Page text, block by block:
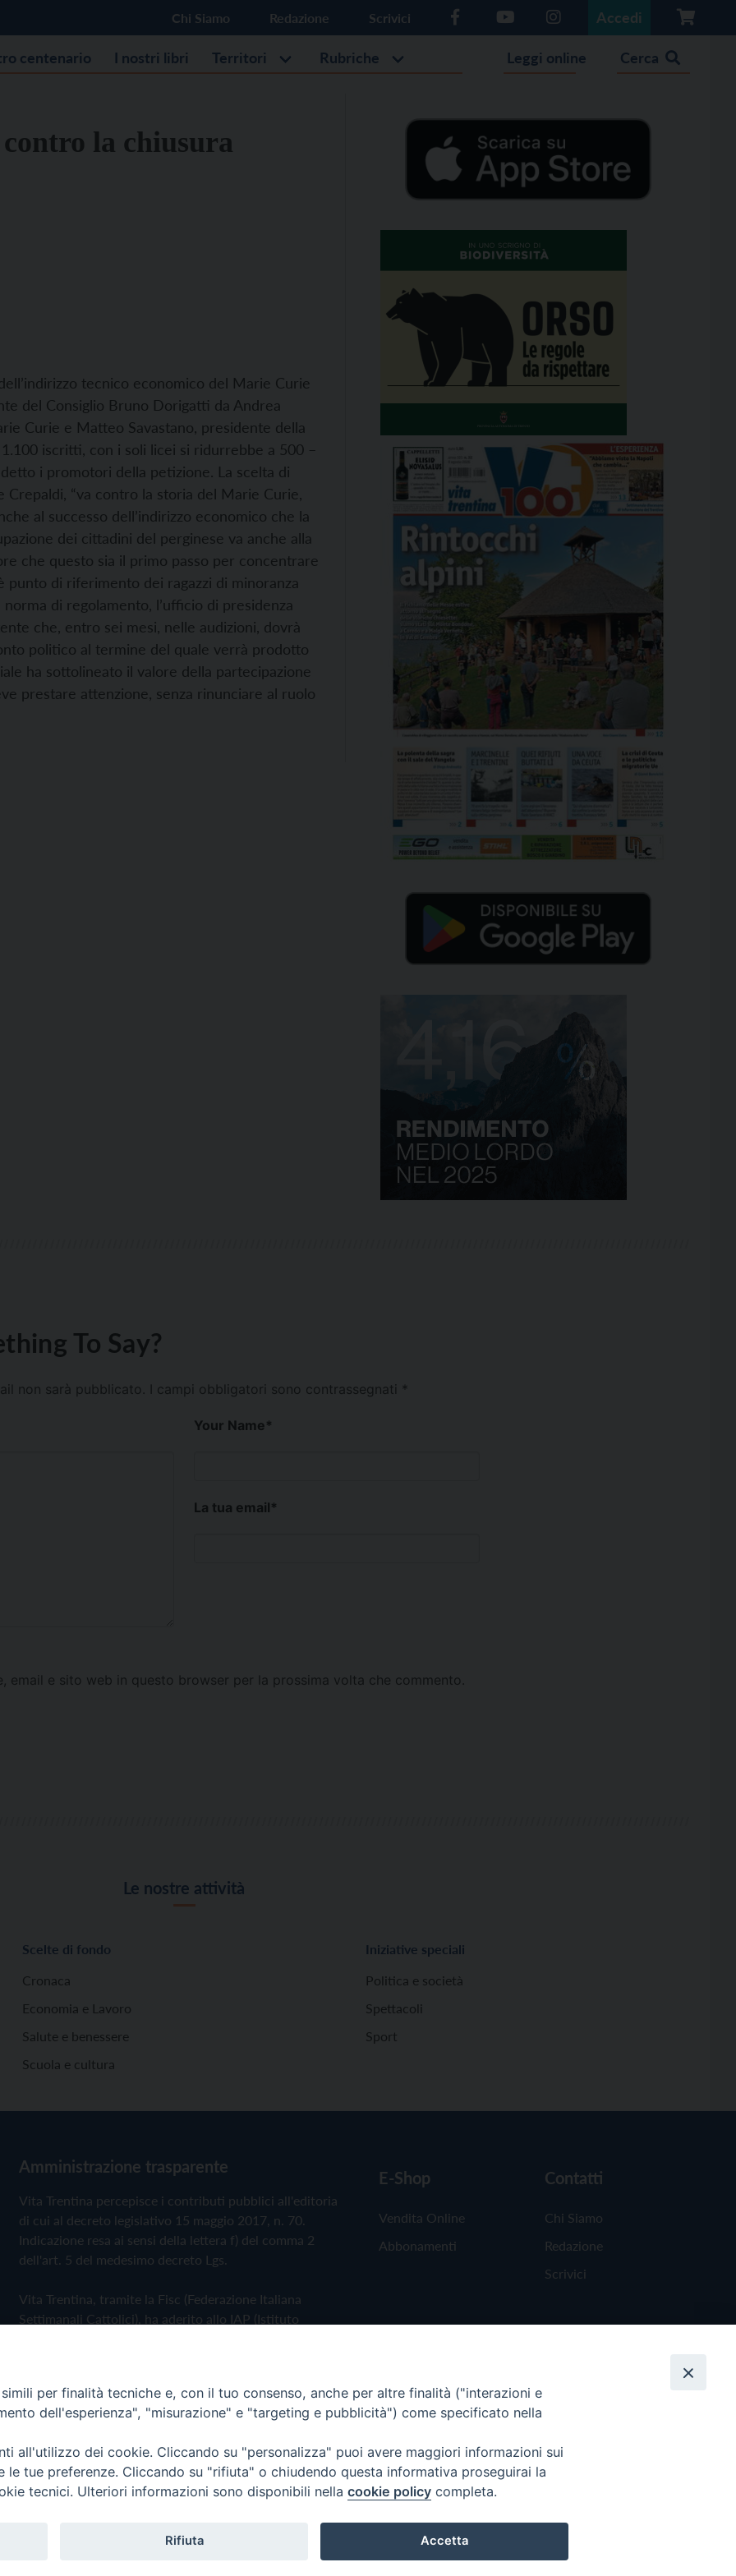
Chi Siamo Redazione Scrivici Accedi
centenario I nostri libri Territori Rubriche Leggi online Cerca
la chiusura
tecnico economico del Marie Curie
del Consiglio Bruno Dorigatti da Andrea
Curie e Matteo Savastano, presidente della
iscritti, con i soli licei si ridurrebbe a 500 –
i promotori della petizione. La scelta di
“va contro la storia del Marie Curie,
al successo dell’indirizzo economico che la
dei cittadini del perginese va anche alla
che questo sia il primo passo per concentrare
di riferimento dei ragazzi di minoranza
di regolamento, l’ufficio di presidenza
che, entro sei mesi, nelle audizioni, dovrà
politico al termine del quale verrà prodotto
ha sottolineato il valore della partecipazione
prestare attenzione, senza rinunciare al ruolo
To Say?
non sarà pubblicato. I campi obbligatori sono contrassegnati *
Your Name*
La tua email*
email e sito web in questo browser per la prossima volta che commento.
Le nostre attività
Scelte di fondo
Cronaca
Economia e Lavoro
Salute e benessere
Scuola e cultura
Iniziative speciali
Politica e società
Spettacoli
Sport
Amministrazione trasparente
Vita Trentina percepisce i contributi pubblici all'editoria
di cui al decreto legislativo 15 maggio 2017, n. 70.
Indicazione resa ai sensi della lettera f) del comma 2
dell'art. 5 del medesimo decreto Lgs.
Vita Trentina, tramite la Fisc (Federazione Italiana
Settimanali Cattolici), ha aderito allo IAP (Istituto
Privacy Policy Cookie Policy
E-Shop
Vendita Online
Abbonamenti
Contatti
Chi Siamo
Redazione
Scrivici
Editrice
per finalità tecniche e, con il tuo consenso, anche per altre finalità ("interazioni e
dell'esperienza", "misurazione" e "targeting e pubblicità") come specificato nella
all'utilizzo dei cookie. Cliccando su "personalizza" puoi avere maggiori informazioni sui
le tue preferenze. Cliccando su "rifiuta" o chiudendo questa informativa proseguirai la
tecnici. Ulteriori informazioni sono disponibili nella cookie policy completa.
Rifiuta Accetta